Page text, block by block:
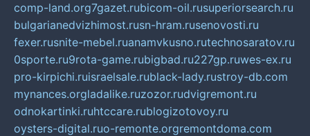
comp-land.org7gazet.rubicom-oil.rusuperiorsearch.ru
bulgarianedvizhimost.rusn-hram.rusenovosti.ru
fexer.rusnite-mebel.ruanamvkusno.rutechnosaratov.ru
0sporte.ru9rota-game.rubigbad.ru227gp.ruwes-ex.ru
pro-kirpichi.ruisraelsale.rublack-lady.rustroy-db.com
mynances.orgladalike.ruzozor.rudvigremont.ru
odnokartinki.ruhtccare.rublogizotovoy.ru
oysters-digital.ruo-remonte.orgremontdoma.com